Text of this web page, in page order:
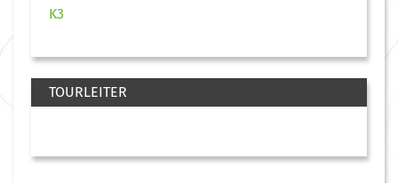
K3
TOURLEITER